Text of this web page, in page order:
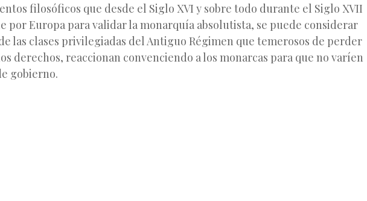
filosóficos que desde el Siglo XVI y sobre todo durante el Siglo XVII
por Europa para validar la monarquía absolutista, se puede considerar
las clases privilegiadas del Antiguo Régimen que temerosos de perder
derechos, reaccionan convenciendo a los monarcas para que no varíen
gobierno.